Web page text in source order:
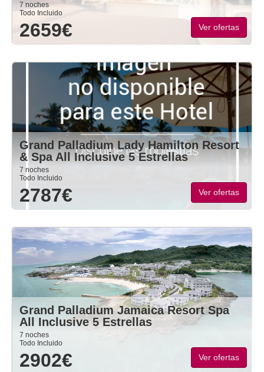
7 noches
Todo Incluido
2659€ Ver ofertas
Grand Palladium Lady Hamilton Resort
& Spa All Inclusive 5 Estrellas
7 noches
Todo Incluido
2787€ Ver ofertas
Grand Palladium Jamaica Resort Spa
All Inclusive 5 Estrellas
7 noches
Todo Incluido
2902€ Ver ofertas